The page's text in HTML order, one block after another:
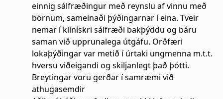
einnig sálfræðingur með reynslu af vinnu með
börnum, sameinaði þýðingarnar í eina. Tveir
nemar í klínískri sálfræði bakþýddu og báru
saman við upprunalega útgáfu. Orðfæri
lokaþýðingar var metið í úrtaki ungmenna m.t.t.
hversu viðeigandi og skiljanlegt það þótti.
Breytingar voru gerðar í samræmi við
athugasemdir